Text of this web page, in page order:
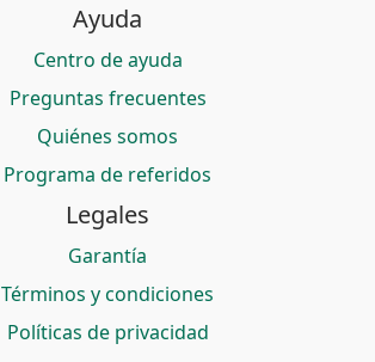
Ayuda
Centro de ayuda
Preguntas frecuentes
Quiénes somos
Programa de referidos
Legales
Garantía
Términos y condiciones
Políticas de privacidad